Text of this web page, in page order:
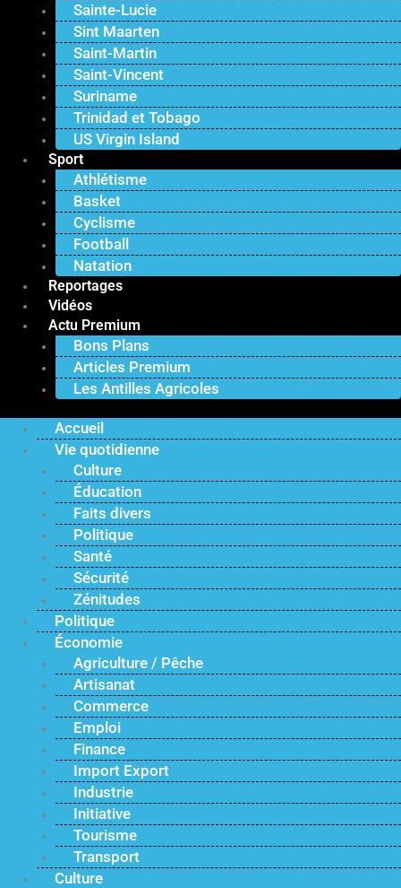
Sainte-Lucie
Sint Maarten
Saint-Martin
Saint-Vincent
Suriname
Trinidad et Tobago
US Virgin Island
Sport
Athlétisme
Basket
Cyclisme
Football
Natation
Reportages
Vidéos
Actu Premium
Bons Plans
Articles Premium
Les Antilles Agricoles
Accueil
Vie quotidienne
Culture
Éducation
Faits divers
Politique
Santé
Sécurité
Zénitudes
Politique
Économie
Agriculture / Pêche
Artisanat
Commerce
Emploi
Finance
Import Export
Industrie
Initiative
Tourisme
Transport
Culture